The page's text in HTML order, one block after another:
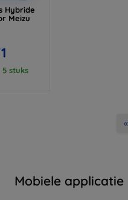
Hybride
Meizu
stuks
«
Mobiele applicatie